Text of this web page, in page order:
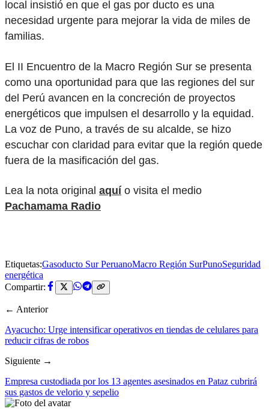
local insistió en que el gas por ducto es una
necesidad urgente para mejorar la vida de miles de
familias.
El II Encuentro de la Macro Región Sur se presenta
como una oportunidad para que las regiones del sur
del Perú avancen en la concreción de proyectos
energéticos que impulsen el desarrollo y la equidad.
La voz de Puno, a través de su alcalde, se hizo
escuchar con claridad para evitar que la región quede
fuera de la masificación del gas.
Lea la nota original aquí o visita el medio
Pachamama Radio
Etiquetas:Gasoducto Sur PeruanoMacro Región SurPunoSeguridad
energética
Compartir:
← Anterior
Ayacucho: Urge intensificar operativos en tiendas de celulares para
reducir cifras de robos
Siguiente →
Empresa custodiada por los 13 agentes asesinados en Pataz cubrirá
sus gastos de velorio y sepelio